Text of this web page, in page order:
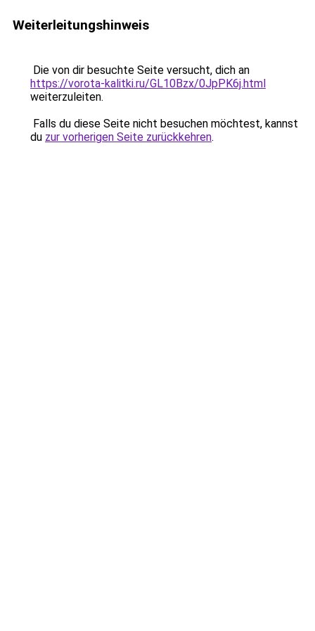
Weiterleitungshinweis
Die von dir besuchte Seite versucht, dich an
https://vorota-kalitki.ru/GL10Bzx/0JpPK6j.html
weiterzuleiten.
Falls du diese Seite nicht besuchen möchtest, kannst
du zur vorherigen Seite zurückkehren.